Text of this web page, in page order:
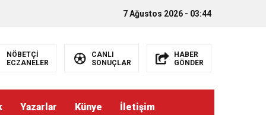
7 Ağustos 2026 - 03:44
NÖBETÇİ
ECZANELER
CANLI
SONUÇLAR
HABER
GÖNDER
Yazarlar Künye İletişim